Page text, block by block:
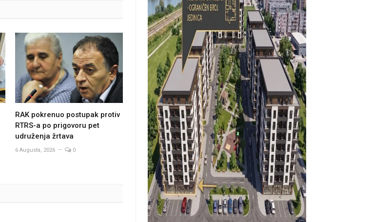
RAK pokrenuo postupak protiv
RTRS-a po prigovoru pet
udruženja žrtava
6 Augusta, 2026 0